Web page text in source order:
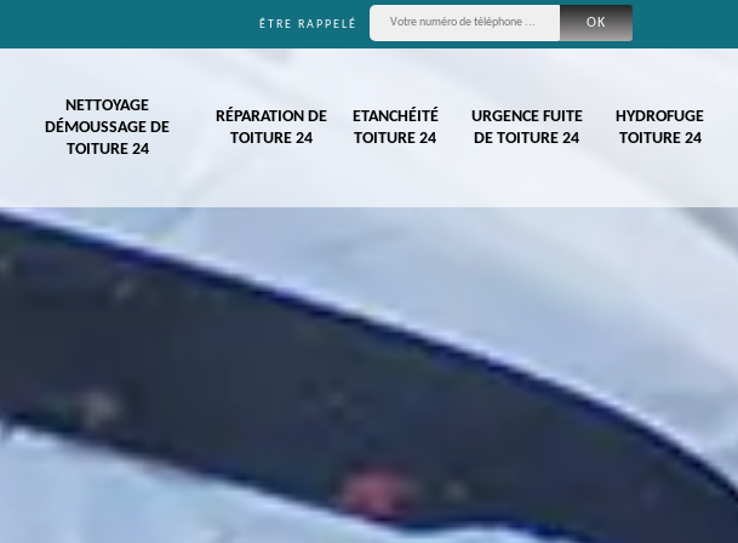
ÊTRE RAPPELÉ
NETTOYAGE
DÉMOUSSAGE DE
TOITURE 24
RÉPARATION DE
TOITURE 24
ETANCHÉITÉ
TOITURE 24
URGENCE FUITE
DE TOITURE 24
HYDROFUGE
TOITURE 24